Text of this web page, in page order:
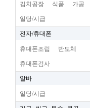
김치공장 식품 가공
일당/시급
전자/휴대폰
휴대폰조립 반도체
휴대폰검사
알바
일당/시급